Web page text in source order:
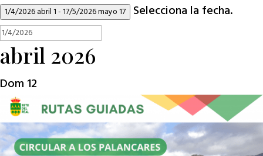
1/4/2026abril 1-17/5/2026mayo 17 Selecciona la fecha.
abril 2026
Dom 12